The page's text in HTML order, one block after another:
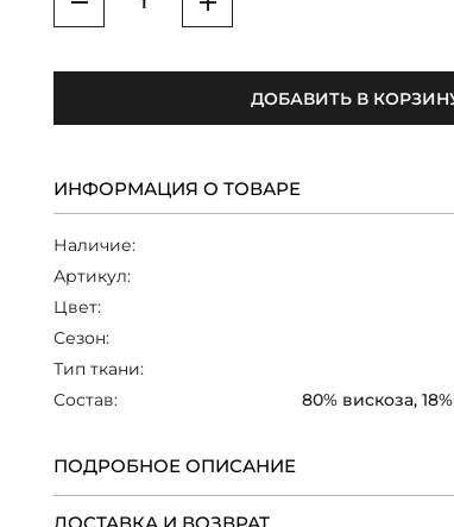
Уменьшить Увеличить
ДОБАВИТЬ В
ИНФОРМАЦИЯ О ТОВАРЕ
Наличие:
Артикул:
Цвет:
Сезон:
Тип ткани:
Состав:
80% вискоза,
ПОДРОБНОЕ ОПИСАНИЕ